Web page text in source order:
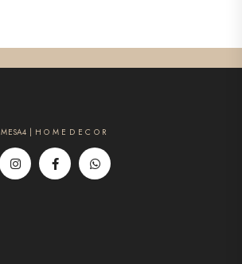
MESA4 | H O M E D E C O R